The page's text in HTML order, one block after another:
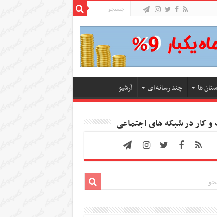
ها چند رسانه ای آرشیو
کار در شبکه های اجتماعی